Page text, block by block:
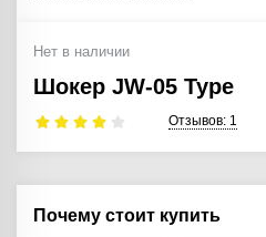
Нет в наличии
Шокер JW-05 Type
Отзывов: 1
Почему стоит купить